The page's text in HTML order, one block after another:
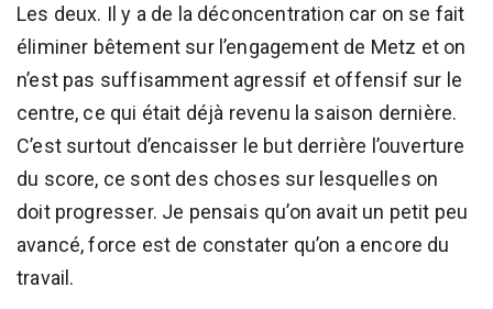
Les deux. Il y a de la déconcentration car on se fait
éliminer bêtement sur l’engagement de Metz et on
n’est pas suffisamment agressif et offensif sur le
centre, ce qui était déjà revenu la saison dernière.
C’est surtout d’encaisser le but derrière l’ouverture
du score, ce sont des choses sur lesquelles on
doit progresser. Je pensais qu’on avait un petit peu
avancé, force est de constater qu’on a encore du
travail.